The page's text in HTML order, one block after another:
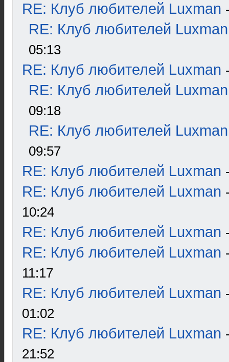
RE: Клуб любителей Luxman
RE: Клуб любителей Luxman
05:13
RE: Клуб любителей Luxman
RE: Клуб любителей Luxman
09:18
RE: Клуб любителей Luxman
09:57
RE: Клуб любителей Luxman
RE: Клуб любителей Luxman
10:24
RE: Клуб любителей Luxman
RE: Клуб любителей Luxman
11:17
RE: Клуб любителей Luxman
01:02
RE: Клуб любителей Luxman
21:52